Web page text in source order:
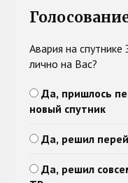
Авария на спутнике
лично на Вас?
Да, пришлось
новый спутник
Да, решил
Да, решил